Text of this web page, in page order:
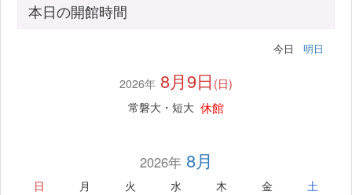
本日の開館時間
今日 明日
2026年 8月9日 (日)
常磐大・短大 休館
2026年8月
日 月 火 水 木 金 土